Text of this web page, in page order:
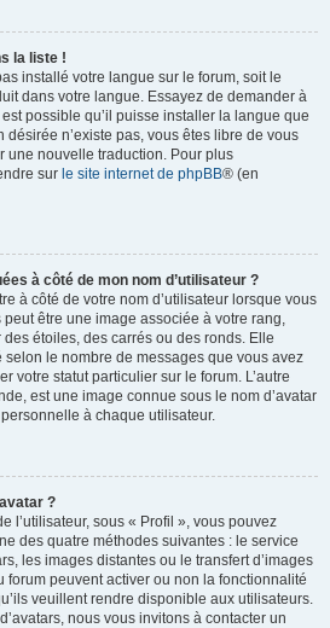
la liste !
installé votre langue sur le forum, soit le
dans votre langue. Essayez de demander à
possible qu’il puisse installer la langue que
n’existe pas, vous êtes libre de vous
une nouvelle traduction. Pour plus
sur le site internet de phpBB® (en
à côté de mon nom d’utilisateur ?
à côté de votre nom d’utilisateur lorsque vous
être une image associée à votre rang,
étoiles, des carrés ou des ronds. Elle
selon le nombre de messages que vous avez
votre statut particulier sur le forum. L’autre
est une image connue sous le nom d’avatar
à chaque utilisateur.
?
l’utilisateur, sous « Profil », vous pouvez
des quatre méthodes suivantes : le service
les images distantes ou le transfert d’images
forum peuvent activer ou non la fonctionnalité
veuillent rendre disponible aux utilisateurs.
nous vous invitons à contacter un